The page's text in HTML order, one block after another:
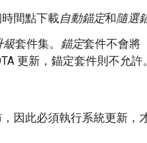
間點下載自動錨定和隨選
級套件集。 錨定套件不會將
更新，錨定套件則不允許。
因此必須執行系統更新，